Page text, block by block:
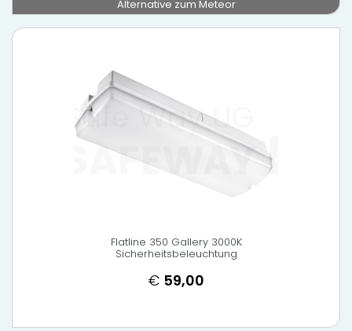
Alternative zum Meteor
Flatline 350 Gallery 3000K
Sicherheitsbeleuchtung
€ 59,00